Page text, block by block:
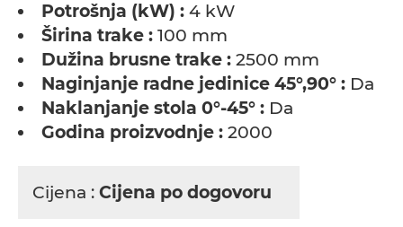
Potrošnja (kW) : 4 kW
Širina trake : 100 mm
Dužina brusne trake : 2500 mm
Naginjanje radne jedinice 45°,90° : Da
Naklanjanje stola 0°-45° : Da
Godina proizvodnje : 2000
Cijena : Cijena po dogovoru